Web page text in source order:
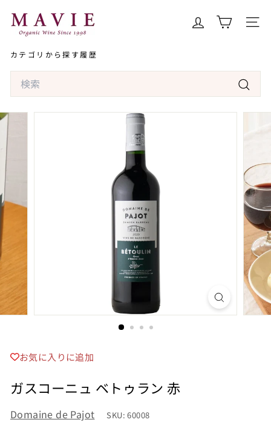
キ
ッ
プ
オ
ー
ニ
ッ
ク
ワ
マ
サイ
カテゴリから探す履歴
Search
検
索
お気に入りに追加
ガスコーニュ ベトゥラン 赤
Domaine de Pajot SKU: 60008